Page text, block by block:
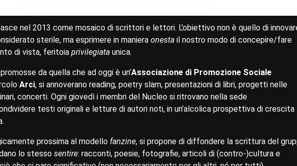
nel 2013 come mosaico di scrittori e lettori. L’obiettivo non è quello di
sterile, ma esprimere in maniera onesta il nostro modo di concepire/fare
di vista, feritoia privilegiata unica.
da quella che ad oggi è un’Associazione di Promozione Sociale
Arci, si annoverano reading, poetry slam, presentazioni di libri, progetti nelle
concerti. Ogni giovedì i membri del Nucleo si ritrovano nella sede
testi originali e letture di autori noti, in un’alcolica prospettiva di crescita
prossima al modello fanzine, si propone di diffondere la scrittura del
lo stesso sentire: racconti, poesie, fotografie, articoli di (contro-)cultura e